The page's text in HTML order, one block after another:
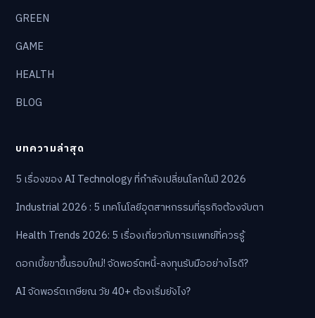
GREEN
GAME
HEALTH
BLOG
บทความล่าสุด
5 เรื่องของ AI Technology ที่กำลังเปลี่ยนโลกในปี 2026
Industrial 2026 : 5 เทคโนโลยีอุตสาหกรรมที่ธุรกิจต้องจับตา
Health Trends 2026: 5 เรื่องเกี่ยวกับการแพทย์ที่ควรรู้
ดอกเบี้ยขาขึ้นรอบใหม่! จัดพอร์ตหนี้-ลงทุนรับมืออย่างไรดี?
AI จัดพอร์ตเกษียณ วัย 40+ ต้องเริ่มยังไง?